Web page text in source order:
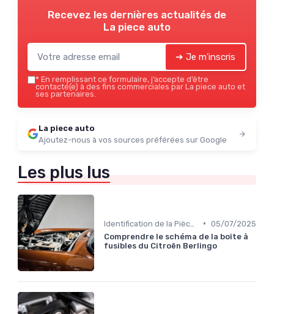
Recevez les dernières actualités de
La piece auto
➔ Je m'inscris
* En remplissant ce formulaire, j’accepte d’être
contacté(e) à des fins commerciales par La piece auto et
ses partenaires.
La piece auto
Ajoutez-nous à vos sources préférées sur Google
Les plus lus
• 05/07/2025
Comprendre le schéma de la boîte à
fusibles du Citroën Berlingo